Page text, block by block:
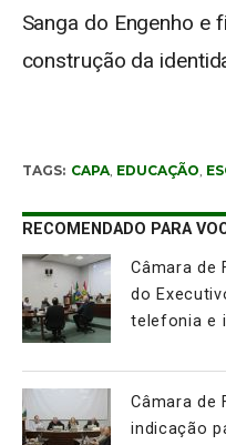
Sanga do Engenho e
construção da
TAGS: CAPA, EDUCAÇÃO,
RECOMENDADO PARA
Câmara de
do
telefonia e
Câmara de
indicação